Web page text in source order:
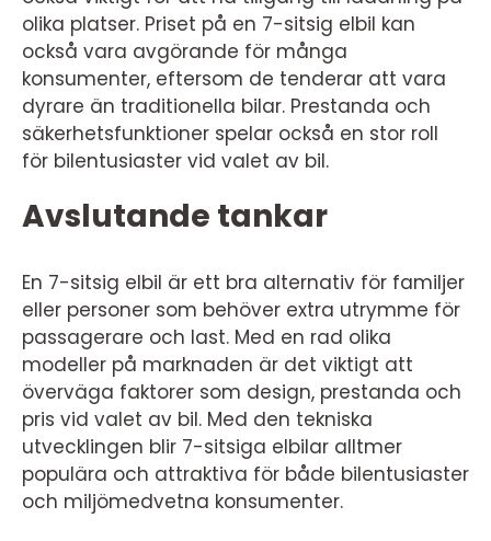
olika platser. Priset på en 7-sitsig elbil kan
också vara avgörande för många
konsumenter, eftersom de tenderar att vara
dyrare än traditionella bilar. Prestanda och
säkerhetsfunktioner spelar också en stor roll
för bilentusiaster vid valet av bil.
Avslutande tankar
En 7-sitsig elbil är ett bra alternativ för familjer
eller personer som behöver extra utrymme för
passagerare och last. Med en rad olika
modeller på marknaden är det viktigt att
överväga faktorer som design, prestanda och
pris vid valet av bil. Med den tekniska
utvecklingen blir 7-sitsiga elbilar alltmer
populära och attraktiva för både bilentusiaster
och miljömedvetna konsumenter.